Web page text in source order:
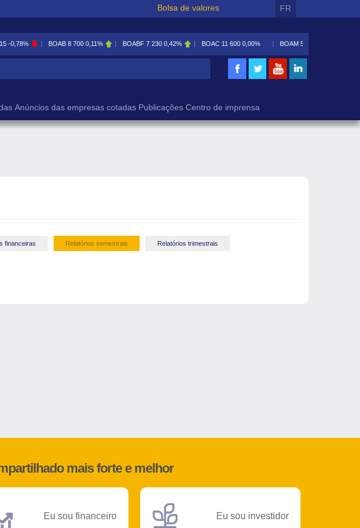
Bolsa de valores FR
-0,78% BOAB 8 700 0,11% BOABF 7 230 0,42% BOAC 11 600 0,00% BOAM 5 585
de pesquisa
Anúncios das empresas cotadas Publicações Centro de imprensa
financeiras Relatórios semestrais Relatórios trimestrais
mais forte e melhor
Eu sou financeiro Eu sou investidor